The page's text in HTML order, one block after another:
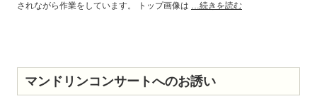
されながら作業をしています。 トップ画像は …続きを読む
マンドリンコンサートへのお誘い